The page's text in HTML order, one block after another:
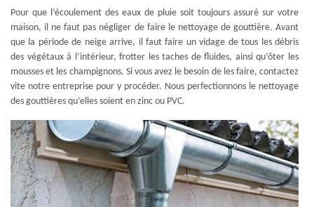
Pour que l’écoulement des eaux de pluie soit toujours assuré sur votre
maison, il ne faut pas négliger de faire le nettoyage de gouttière. Avant
que la période de neige arrive, il faut faire un vidage de tous les débris
des végétaux à l’intérieur, frotter les taches de fluides, ainsi qu’ôter les
mousses et les champignons. Si vous avez le besoin de les faire, contactez
vite notre entreprise pour y procéder. Nous perfectionnons le nettoyage
des gouttières qu’elles soient en zinc ou PVC.